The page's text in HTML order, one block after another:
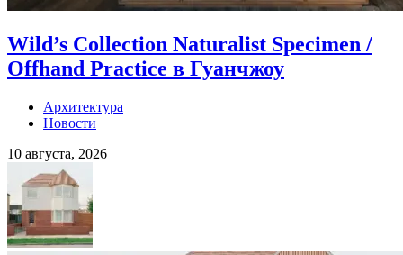
Wild’s Collection Naturalist Specimen /
Offhand Practice в Гуанчжоу
Архитектура
Новости
10 августа, 2026